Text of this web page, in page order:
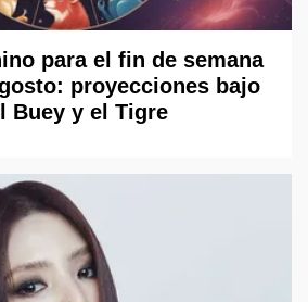
para el fin de semana
proyecciones bajo
Buey y el Tigre